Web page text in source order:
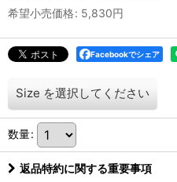
希望小売価格: 5,830円
Facebookでシェア
Size を選択してください
数量:
返品特約に関する重要事項